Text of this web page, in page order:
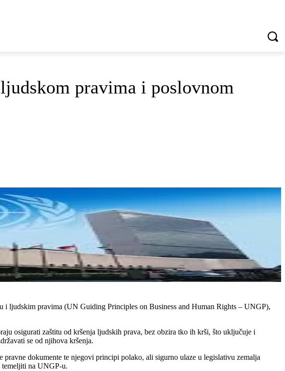
pravima i poslovnom
ljudskim pravima (UN Guiding Principles on Business and Human Rights – UNGP),
osigurati zaštitu od kršenja ljudskih prava, bez obzira tko ih krši, što uključuje i
se od njihova kršenja.
dokumente te njegovi principi polako, ali sigurno ulaze u legislativu zemalja
temeljiti na UNGP-u.